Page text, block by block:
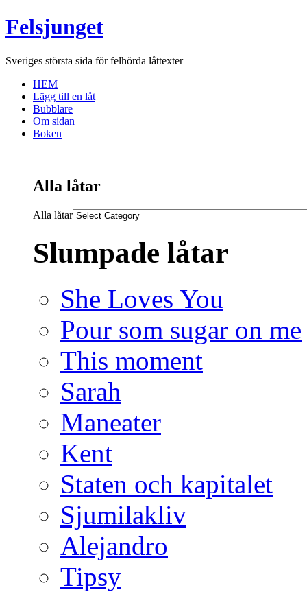
Felsjunget
Sveriges största sida för felhörda låttexter
HEM
Lägg till en låt
Bubblare
Om sidan
Boken
Alla låtar
Alla låtar
Slumpade låtar
She Loves You
Pour som sugar on me
This moment
Sarah
Maneater
Kent
Staten och kapitalet
Sjumilakliv
Alejandro
Tipsy